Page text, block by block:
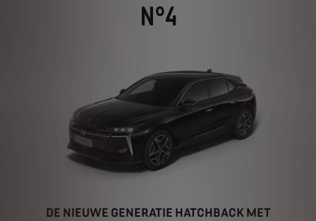
N°4
DE NIEUWE GENERATIE HATCHBACK MET